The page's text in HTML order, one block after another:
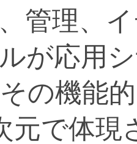
管理、
が応用
の機能
元で体現